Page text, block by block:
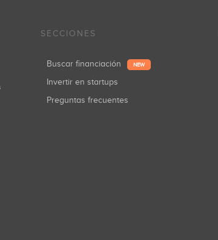
SECCIONES
Buscar financiación NEW
Invertir en startups
Preguntas frecuentes